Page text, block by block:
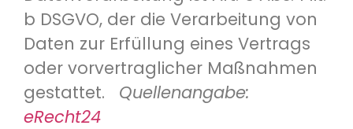
b DSGVO, der die Verarbeitung von
Daten zur Erfüllung eines Vertrags
oder vorvertraglicher Maßnahmen
gestattet. Quellenangabe:
eRecht24